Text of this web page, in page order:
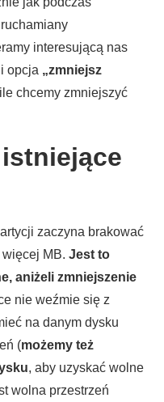
interesującą nas
opcja „zmniejsz
chcemy zmniejszyć
zaczyna brakować
MB. Jest to
aniżeli zmniejszenie
nie weźmie się z
na danym dysku
(możemy też
, aby uzyskać wolne
wolna przestrzeń